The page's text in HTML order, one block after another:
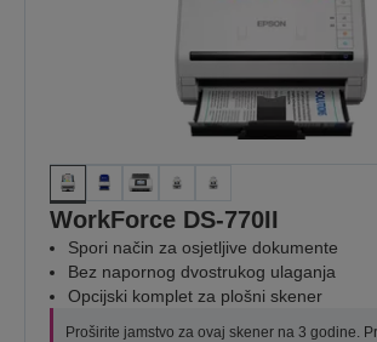
WorkForce DS-770II
Spori način za osjetljive dokumente
Bez napornog dvostrukog ulaganja
Opcijski komplet za plošni skener
Proširite jamstvo za ovaj skener na 3 godine.